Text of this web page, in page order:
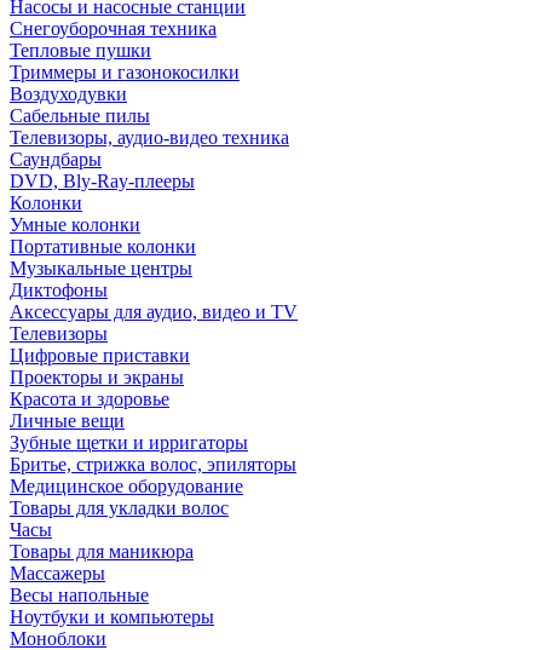
Насосы и насосные станции
Снегоуборочная техника
Тепловые пушки
Триммеры и газонокосилки
Воздуходувки
Сабельные пилы
Телевизоры, аудио-видео техника
Саундбары
DVD, Bly-Ray-плееры
Колонки
Умные колонки
Портативные колонки
Музыкальные центры
Диктофоны
Аксессуары для аудио, видео и TV
Телевизоры
Цифровые приставки
Проекторы и экраны
Красота и здоровье
Личные вещи
Зубные щетки и ирригаторы
Бритье, стрижка волос, эпиляторы
Медицинское оборудование
Товары для укладки волос
Часы
Товары для маникюра
Массажеры
Весы напольные
Ноутбуки и компьютеры
Моноблоки